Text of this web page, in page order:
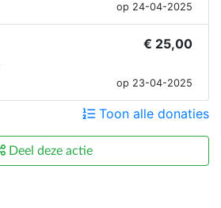
op 24-04-2025
€ 25,00
op 23-04-2025
Toon alle donaties
Deel deze actie